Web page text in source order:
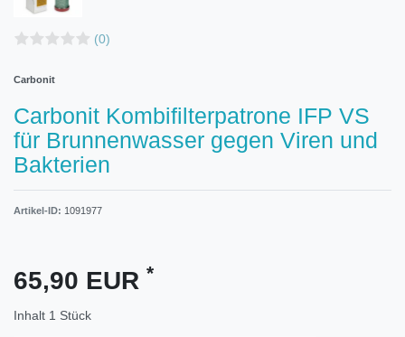
(0)
Carbonit
Carbonit Kombifilterpatrone IFP VS
für Brunnenwasser gegen Viren und
Bakterien
Artikel-ID: 1091977
65,90 EUR *
Inhalt 1 Stück